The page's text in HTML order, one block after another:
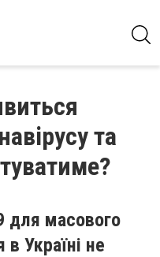
та
для масового
Україні не